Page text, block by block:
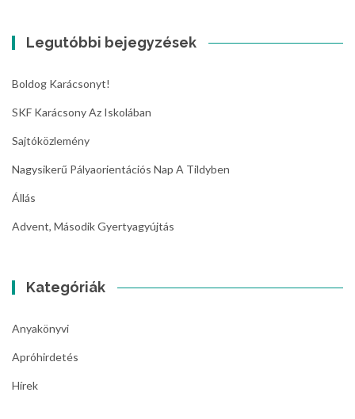
Legutóbbi bejegyzések
Boldog Karácsonyt!
SKF Karácsony Az Iskolában
Sajtóközlemény
Nagysikerű Pályaorientációs Nap A Tildyben
Állás
Advent, Második Gyertyagyújtás
Kategóriák
Anyakönyvi
Apróhirdetés
Hírek